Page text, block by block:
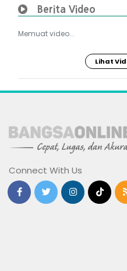
Berita Video
Memuat video...
Lihat
Connect With Us